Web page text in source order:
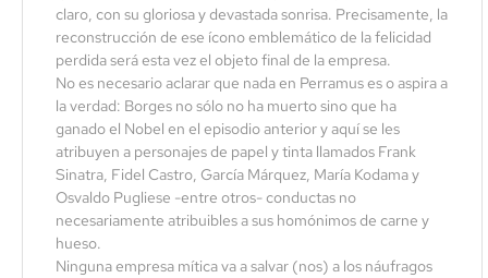
claro, con su gloriosa y devastada sonrisa. Precisamente, la
reconstrucción de ese ícono emblemático de la felicidad
perdida será esta vez el objeto final de la empresa.
No es necesario aclarar que nada en Perramus es o aspira a
la verdad: Borges no sólo no ha muerto sino que ha
ganado el Nobel en el episodio anterior y aquí se les
atribuyen a personajes de papel y tinta llamados Frank
Sinatra, Fidel Castro, García Márquez, María Kodama y
Osvaldo Pugliese -entre otros- conductas no
necesariamente atribuibles a sus homónimos de carne y
hueso.
Ninguna empresa mítica va a salvar (nos) a los náufragos